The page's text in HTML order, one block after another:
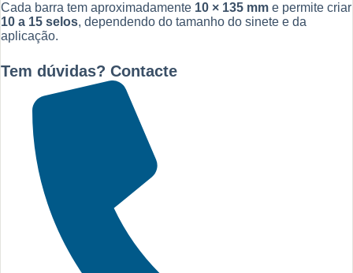
Cada barra tem aproximadamente 10 × 135 mm e permite criar
10 a 15 selos, dependendo do tamanho do sinete e da
aplicação.
Tem dúvidas? Contacte